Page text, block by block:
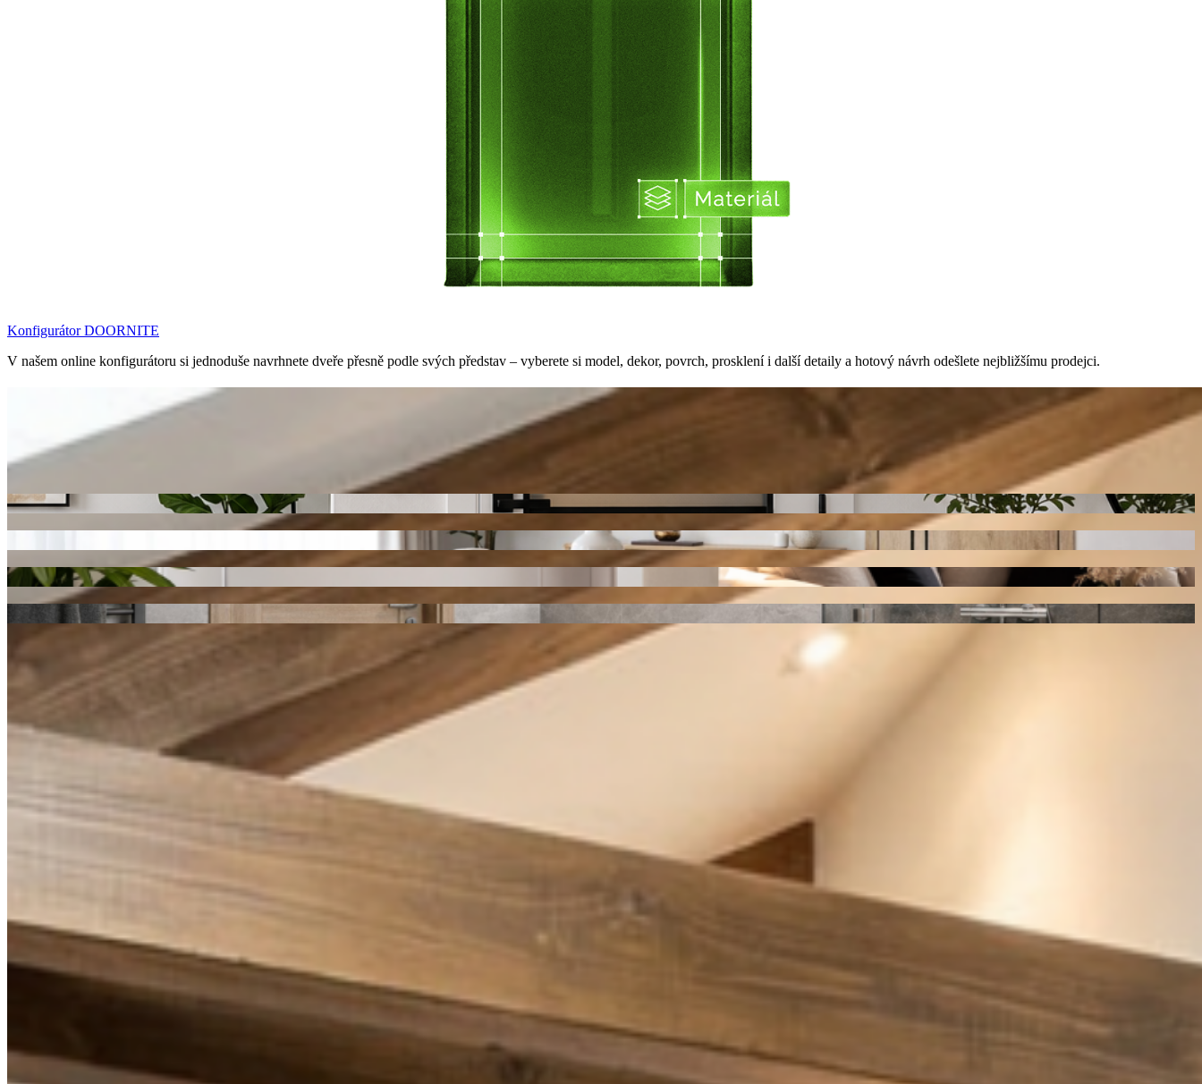
Konfigurátor DOORNITE
V našem online konfigurátoru si jednoduše navrhnete dveře přesně podle svých představ – vyberete si model, dekor, povrch, prosklení i další detaily a hotový návrh odešlete nejbližšímu prodejci.
Interiérové ​​dveře nejsou jen praktickým prvkem, který odděluje místnosti a zajišťuje soukromí, ale také důležitým designovým doplňkem každého domova. Svým vzhledem podtrhují styl interiéru, ať už se jedná
o moderní minimalistický byt nebo útulný venkovský dům. Navíc přispívají k tepelné a zvukové izolaci, čímž vytvářejí komfortní prostředí pro každodenní život. Interiérové ​​dveře jsou klíčem k harmonii a
funkčnosti v domácnosti.
Lakované
Profilované
Interiérové dveře
Lorem ipsum dolor sit amet, consectetur adipiscing elit.
Vyhledat produkt
Materiál
Folie CPL
Prosklení
Prosklené